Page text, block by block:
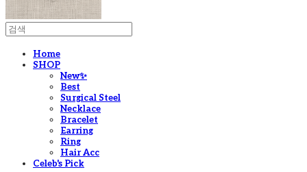
Home
SHOP
New✨
Best
Surgical Steel
Necklace
Bracelet
Earring
Ring
Hair Acc
Celeb's Pick